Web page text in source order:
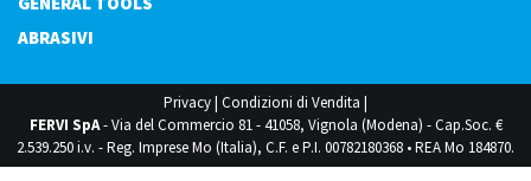
ABRASIVI
Privacy| Condizioni di Vendita |
FERVI SpA- Via del Commercio 81 - 41058, Vignola (Modena) - Cap.Soc. €
2.539.250 i.v. - Reg. Imprese Mo (Italia), C.F. e P.I. 00782180368 • REA Mo 184870.